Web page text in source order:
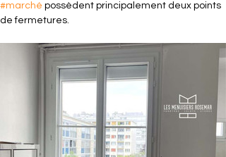
#marché possèdent principalement deux points
de fermetures.